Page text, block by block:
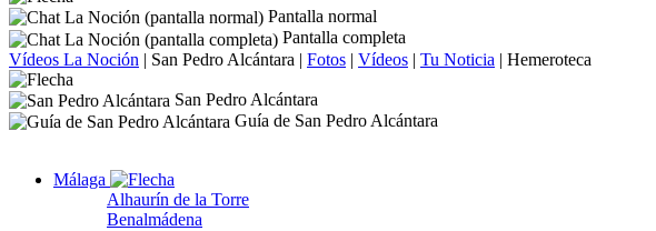
Pantalla normal
Pantalla completa
Vídeos La Noción | San Pedro Alcántara | Fotos | Vídeos | Tu Noticia | Hemeroteca
San Pedro Alcántara
Guía de San Pedro Alcántara
Málaga
Alhaurín de la Torre
Benalmádena